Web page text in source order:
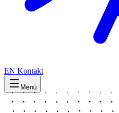
EN Kontakt
Menü